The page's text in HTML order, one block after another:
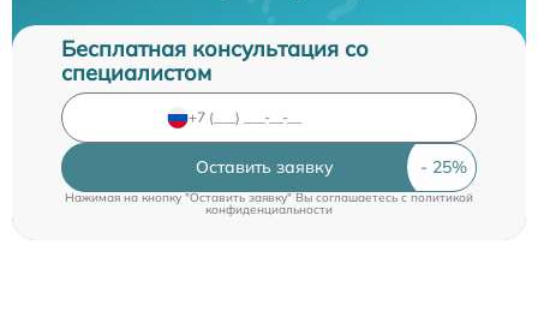
Бесплатная консультация со
специалистом
Оставить заявку
Нажимая на кнопку "Оставить заявку" Вы соглашаетесь cполитикой
конфиденциальности